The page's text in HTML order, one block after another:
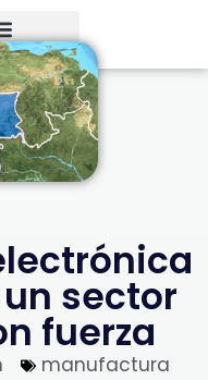
sector
fuerza
manufactura